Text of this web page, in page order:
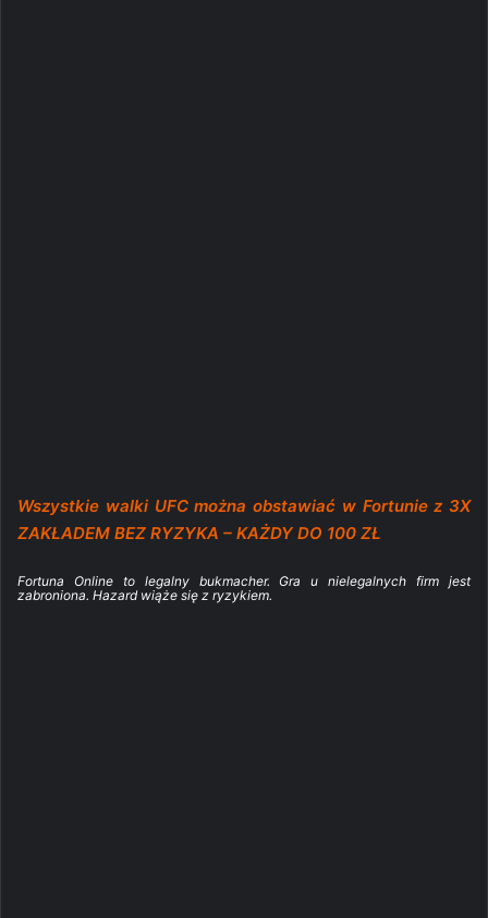
Wszystkie walki UFC można obstawiać w Fortunie z 3X
ZAKŁADEM BEZ RYZYKA – KAŻDY DO 100 ZŁ
Fortuna Online to legalny bukmacher. Gra u nielegalnych firm jest
zabroniona. Hazard wiąże się z ryzykiem.